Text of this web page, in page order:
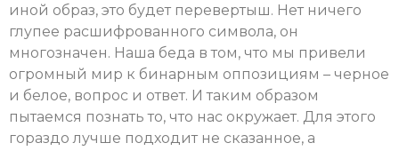
иной образ, это будет перевертыш. Нет ничего
глупее расшифрованного символа, он
многозначен. Наша беда в том, что мы привели
огромный мир к бинарным оппозициям – черное
и белое, вопрос и ответ. И таким образом
пытаемся познать то, что нас окружает. Для этого
гораздо лучше подходит не сказанное, а